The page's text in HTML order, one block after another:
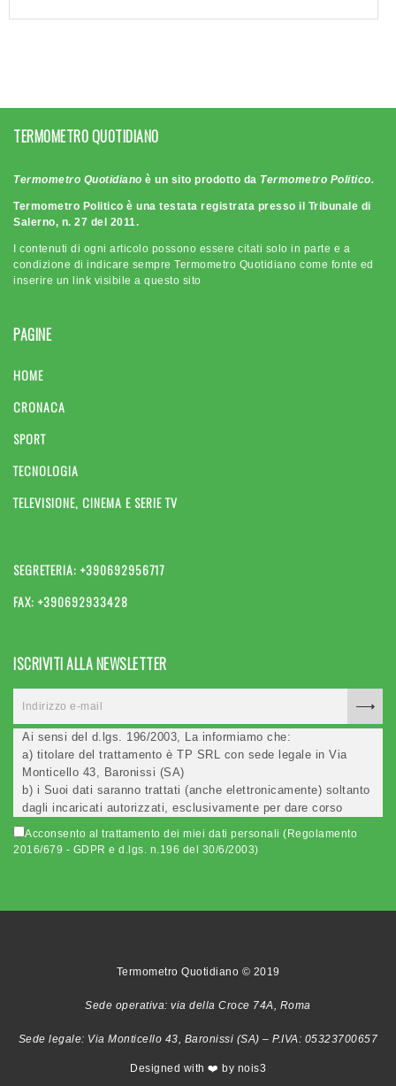
TERMOMETRO QUOTIDIANO
Termometro Quotidiano è un sito prodotto da Termometro Politico.
Termometro Politico è una testata registrata presso il Tribunale di
Salerno, n. 27 del 2011.
I contenuti di ogni articolo possono essere citati solo in parte e a
condizione di indicare sempre Termometro Quotidiano come fonte ed
inserire un link visibile a questo sito
PAGINE
HOME
CRONACA
SPORT
TECNOLOGIA
TELEVISIONE, CINEMA E SERIE TV
SEGRETERIA: +390692956717
FAX: +390692933428
ISCRIVITI ALLA NEWSLETTER
Ai sensi del d.lgs. 196/2003, La informiamo che:
a) titolare del trattamento è TP SRL con sede legale in Via
Monticello 43, Baronissi (SA)
b) i Suoi dati saranno trattati (anche elettronicamente) soltanto
dagli incaricati autorizzati, esclusivamente per dare corso
all'invio della newsletter e per l'invio (anche via email) di
informazioni relative alle iniziative del Titolare;
responsabile per conoscere i Suoi dati, verificare le modalità
all'invio di materiale. Preso atto di quanto precede, acconsento
Acconsento al trattamento dei miei dati personali (Regolamento
2016/679 - GDPR e d.lgs. n.196 del 30/6/2003)
Termometro Quotidiano © 2019
Sede operativa: via della Croce 74A, Roma
Sede legale: Via Monticello 43, Baronissi (SA) – P.IVA: 05323700657
Designed with ❤️ by nois3